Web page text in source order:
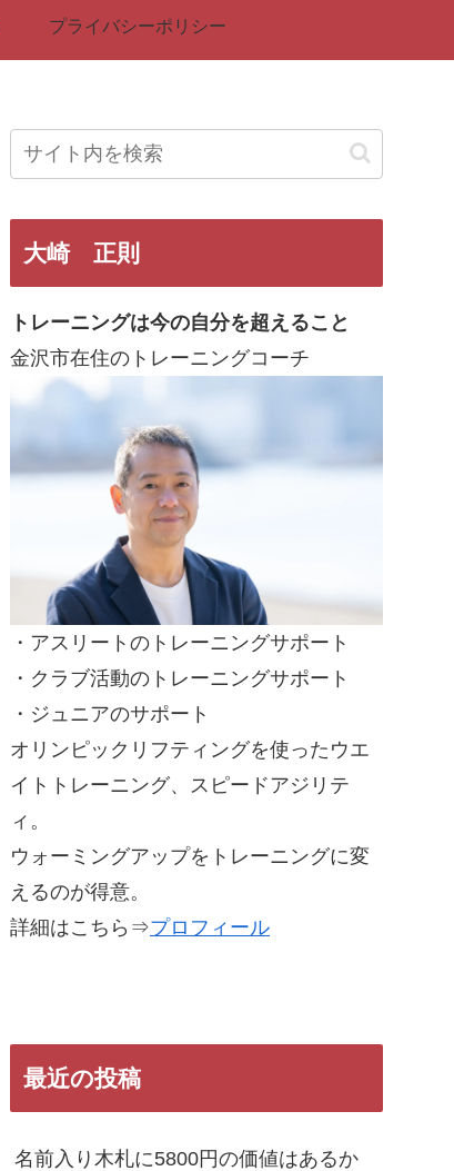
プライバシーポリシー
大崎 正則
トレーニングは今の自分を超えること
金沢市在住のトレーニングコーチ
・アスリートのトレーニングサポート
・クラブ活動のトレーニングサポート
・ジュニアのサポート
オリンピックリフティングを使ったウエ
イトトレーニング、スピードアジリテ
ィ。
ウォーミングアップをトレーニングに変
えるのが得意。
詳細はこちら⇒プロフィール
最近の投稿
名前入り木札に5800円の価値はあるか